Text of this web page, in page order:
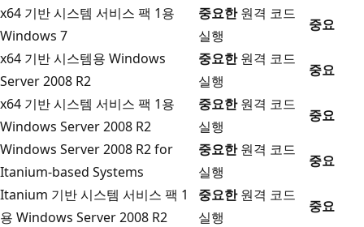
x64 기반 시스템 서비스 팩 1용
Windows 7
중요한원격 코드
실행
중요
x64 기반 시스템용 Windows
Server 2008 R2
중요한원격 코드
실행
중요
x64 기반 시스템 서비스 팩 1용
Windows Server 2008 R2
중요한원격 코드
실행
중요
Windows Server 2008 R2 for
Itanium-based Systems
중요한원격 코드
실행
중요
Itanium 기반 시스템 서비스 팩 1
용 Windows Server 2008 R2
중요한원격 코드
실행
중요